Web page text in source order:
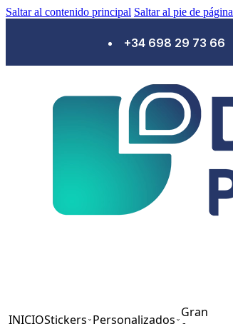
Saltar al contenido principal Saltar al pie de página
+34 698 29 73 66
INICIOStickers Personalizados Gran